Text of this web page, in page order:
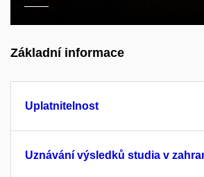
Základní informace
Uplatnitelnost
Uznávání výsledků studia v